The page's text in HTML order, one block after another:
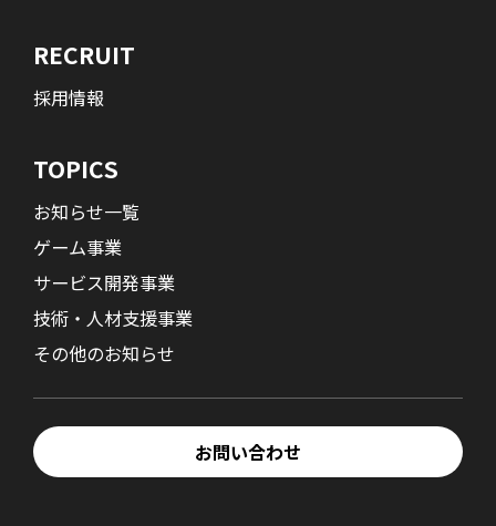
RECRUIT
採用情報
TOPICS
お知らせ一覧
ゲーム事業
サービス開発事業
技術・人材支援事業
その他のお知らせ
お問い合わせ